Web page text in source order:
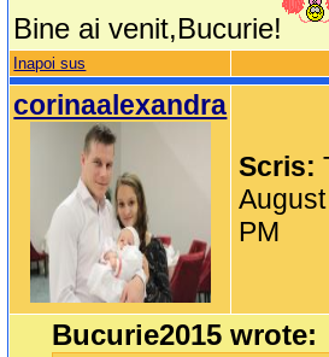
Bine ai venit,Bucurie!
Inapoi sus
corinaalexandra
Scris:
PM
Bucurie2015 wrote: